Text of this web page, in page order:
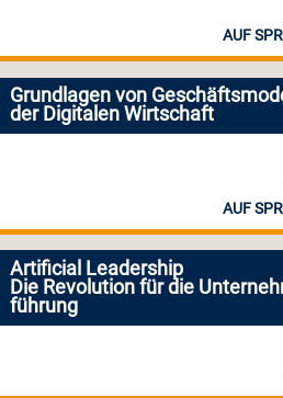
AUF
Grundlagen von
der Digitalen Wirtschaft
AUF
Artificial Leadership
Die Revolution für die
führung